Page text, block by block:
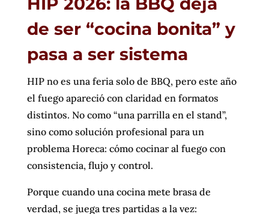
de ser “cocina bonita” y
pasa a ser sistema
HIP no es una feria solo de BBQ, pero este año
el fuego apareció con claridad en formatos
distintos. No como “una parrilla en el stand”,
sino como solución profesional para un
problema Horeca: cómo cocinar al fuego con
consistencia, flujo y control.
Porque cuando una cocina mete brasa de
verdad, se juega tres partidas a la vez: